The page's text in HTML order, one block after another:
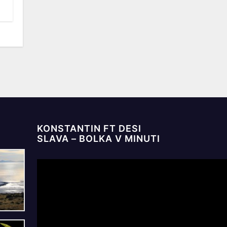
KONSTANTIN FT DESI
SLAVA – BOLKA V MINUTI